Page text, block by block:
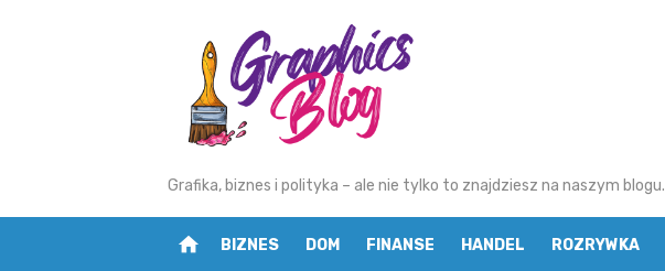
Grafika, biznes i polityka – ale nie tylko to znajdziesz na naszym blogu.
home BIZNES DOM FINANSE HANDEL ROZRYWKA